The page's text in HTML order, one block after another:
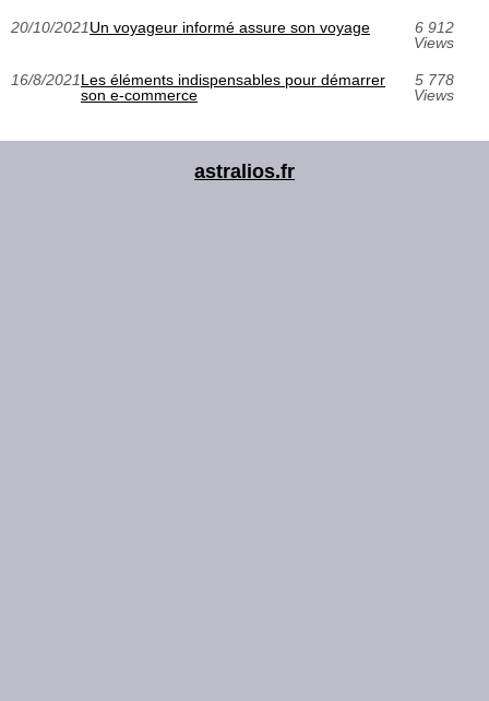
20/10/2021Un voyageur informé assure son voyage
6 912
Views
16/8/2021Les éléments indispensables pour démarrer
son e-commerce
5 778
Views
astralios.fr